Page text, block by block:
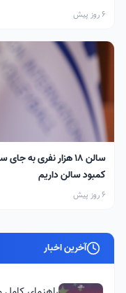
6 روز پیش
کمبود سالن داریم
6 روز پیش
آخرین اخبار